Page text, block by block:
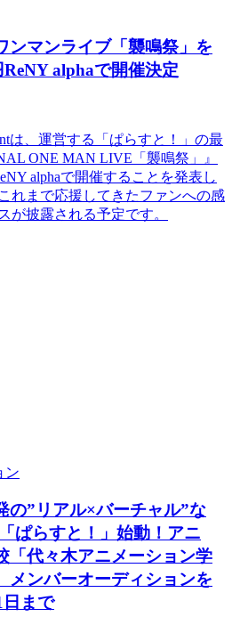
ンマンライブ「襲鳴祭」を
alphaで開催決定
は、運営する「ぱらすと！」の最
ONE MAN LIVE「襲鳴祭」』
alphaで開催することを発表し
れまで応援してきたファンへの感
が披露される予定です。
ン
の”リアル×バーチャル”な
ぱらすと！」始動！アニ
「代々木アニメーション学
メンバーオーディションを
日まで